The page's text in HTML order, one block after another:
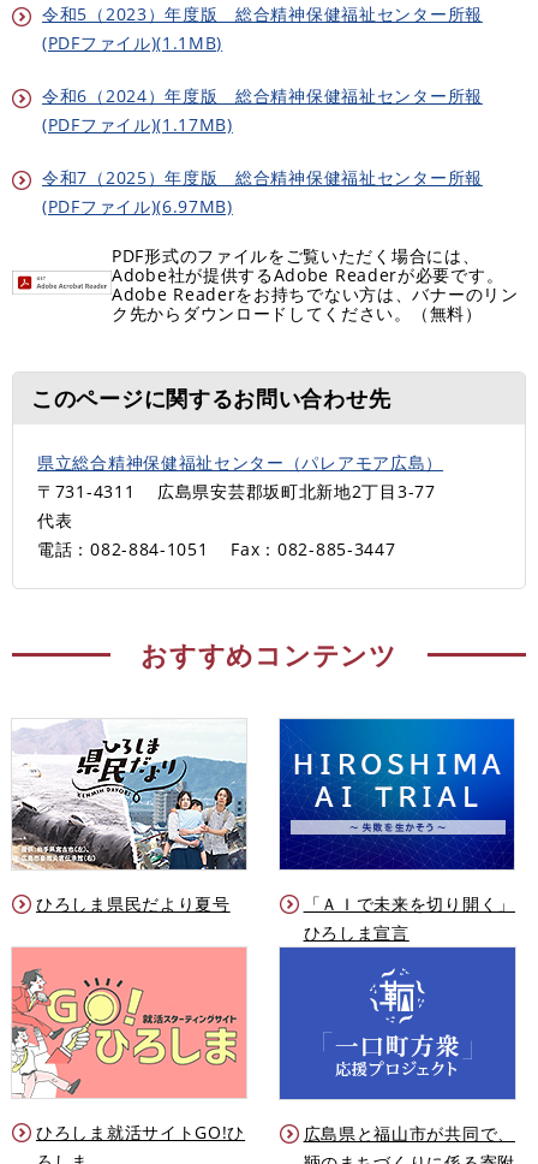
令和5（2023）年度版 総合精神保健福祉センター所報
(PDFファイル)(1.1MB)
令和6（2024）年度版 総合精神保健福祉センター所報
(PDFファイル)(1.17MB)
令和7（2025）年度版 総合精神保健福祉センター所報
(PDFファイル)(6.97MB)
PDF形式のファイルをご覧いただく場合には、
Adobe社が提供するAdobe Readerが必要です。
Adobe Readerをお持ちでない方は、バナーのリン
ク先からダウンロードしてください。（無料）
このページに関するお問い合わせ先
県立総合精神保健福祉センター（パレアモア広島）
〒731-4311
広島県安芸郡坂町北新地2丁目3-77
代表
電話：082-884-1051
Fax：082-885-3447
おすすめコンテンツ
ひろしま県民だより夏号
「ＡＩで未来を切り開く」
ひろしま宣言
ひろしま就活サイトGO!ひ
広島県と福山市が共同で、